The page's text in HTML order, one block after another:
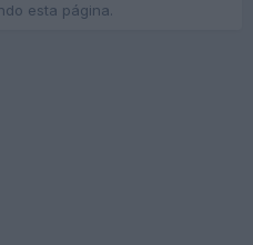
esta página.